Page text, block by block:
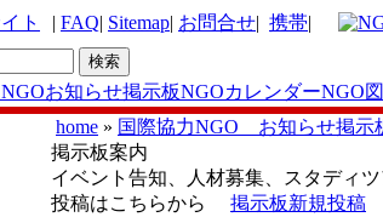
| FAQ| Sitemap| お問合せ| 携帯|
NGOお知らせ掲示板NGOカレンダーNGO
home » 国際協力NGO お知らせ掲示
掲示板案内
イベント告知、人材募集、スタデ
投稿はこちらから 掲示板新規投稿